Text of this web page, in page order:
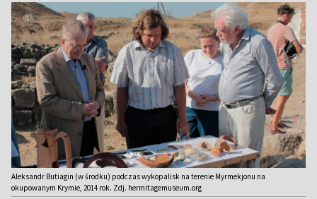
Aleksandr Butiagin (w środku) podczas wykopalisk na terenie Myrmekjonu na
okupowanym Krymie, 2014 rok. Zdj. hermitagemuseum.org